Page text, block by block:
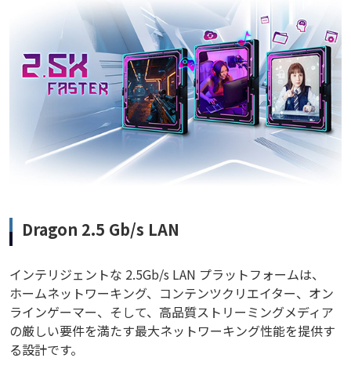
Dragon 2.5 Gb/s LAN
インテリジェントな 2.5Gb/s LAN プラットフォームは、
ホームネットワーキング、コンテンツクリエイター、オン
ラインゲーマー、そして、高品質ストリーミングメディア
の厳しい要件を満たす最大ネットワーキング性能を提供す
る設計です。